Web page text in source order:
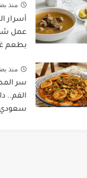
منذ
أسرار
عمل
بطعم
منذ
سر
الفم..
سعودي